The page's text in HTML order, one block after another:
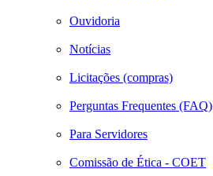
Ouvidoria
Notícias
Licitações (compras)
Perguntas Frequentes (FAQ)
Para Servidores
Comissão de Ética - COET